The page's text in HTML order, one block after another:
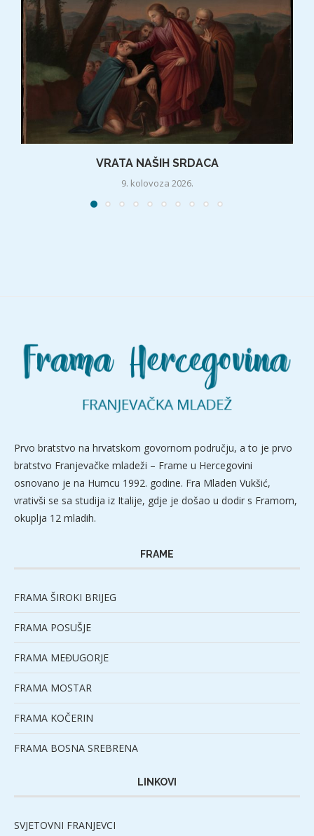
VRATA NAŠIH SRDACA
9. kolovoza 2026.
Prvo bratstvo na hrvatskom govornom području, a to je prvo
bratstvo Franjevačke mladeži – Frame u Hercegovini
osnovano je na Humcu 1992. godine. Fra Mladen Vukšić,
vrativši se sa studija iz Italije, gdje je došao u dodir s Framom,
okuplja 12 mladih.
FRAME
FRAMA ŠIROKI BRIJEG
FRAMA POSUŠJE
FRAMA MEĐUGORJE
FRAMA MOSTAR
FRAMA KOČERIN
FRAMA BOSNA SREBRENA
LINKOVI
SVJETOVNI FRANJEVCI